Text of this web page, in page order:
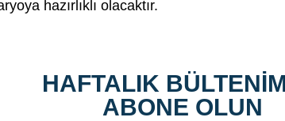
hazırlıklı olacaktır.
HAFTALIK
ABONE OLUN